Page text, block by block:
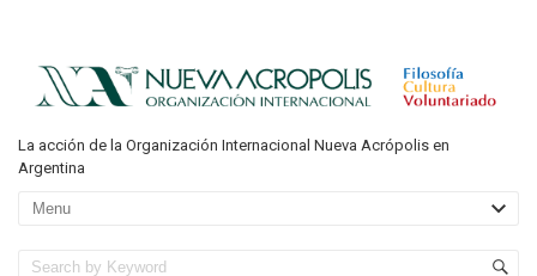
La acción de la Organización Internacional Nueva Acrópolis en
Argentina